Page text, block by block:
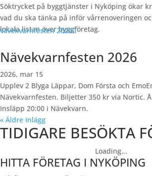
Söktrycket på byggtjänster i Nyköping ökar
vad du ska tänka på inför vårrenoveringen
lokala listan över byggföretag.
Nävekvarnfesten 2026
2026, mar 15
Upplev 2 Blyga Läppar, Dom Första och
Nävekvarnfesten. Biljetter 350 kr via Nortic.
Insläpp 20:00 i Nävekvarn.
« Äldre Inlägg
TIDIGARE BESÖKTA
Loading...
HITTA FÖRETAG I NYKÖPING